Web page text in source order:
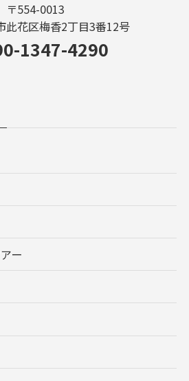
〒554-0013
此花区梅香2丁目3番12号
1347-4290
ー